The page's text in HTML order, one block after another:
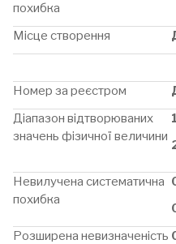
похибка
Місце створення
Номер за реєстром
Діапазон відтворюваних
значень фізичної величини
Невилучена систематична
похибка
Розширена невизначеність